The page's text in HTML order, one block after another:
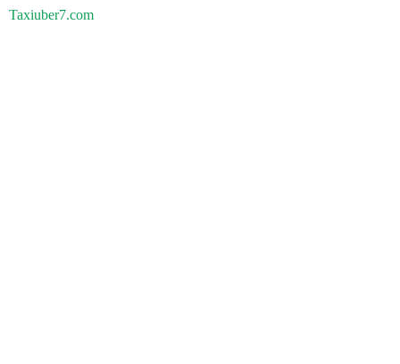
Taxiuber7.com